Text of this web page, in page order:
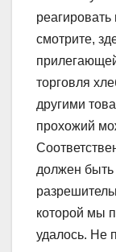
смотрите,
торговля
другими
прохожий
должен быть
которой мы
удалось. Не